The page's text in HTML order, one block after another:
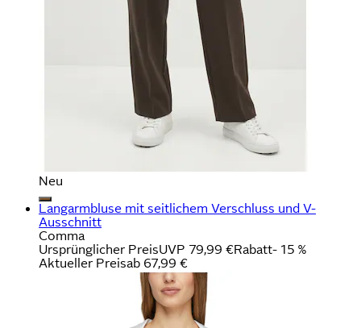
Neu
Langarmbluse mit seitlichem Verschluss und V-
Ausschnitt
Comma
Ursprünglicher PreisUVP 79,99 €Rabatt- 15 %
Aktueller Preisab 67,99 €